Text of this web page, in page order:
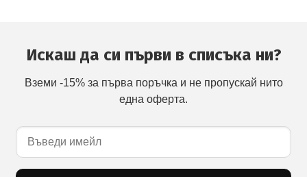
Искаш да си първи в списъка ни?
Вземи -15% за първа поръчка и не пропускай нито
една оферта.